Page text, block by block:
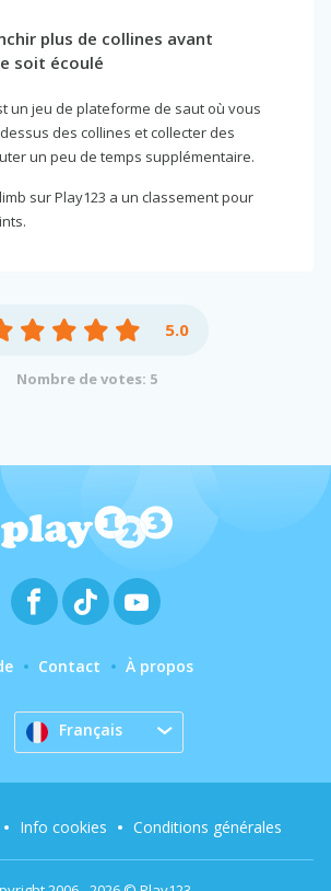
plus de collines avant
soit écoulé
un jeu de plateforme de saut où vous
des collines et collecter des
un peu de temps supplémentaire.
sur Play123 a un classement pour
5.0
Nombre de votes: 5
Contact À propos
Français
Info cookies Conditions générales